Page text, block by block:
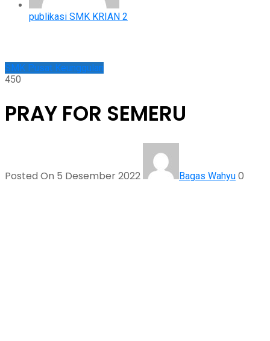
publikasi SMK KRIAN 2
SMK Pusat Keunggulan
450
PRAY FOR SEMERU
Posted On 5 Desember 2022 Bagas Wahyu 0